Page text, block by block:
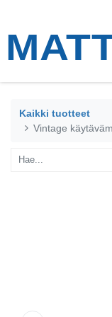
Kaikki tuotteet
Vintage